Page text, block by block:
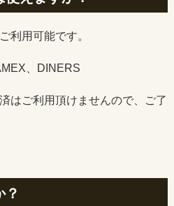
利用可能です。
、DINERS
はご利用頂けませんので、ご了
？